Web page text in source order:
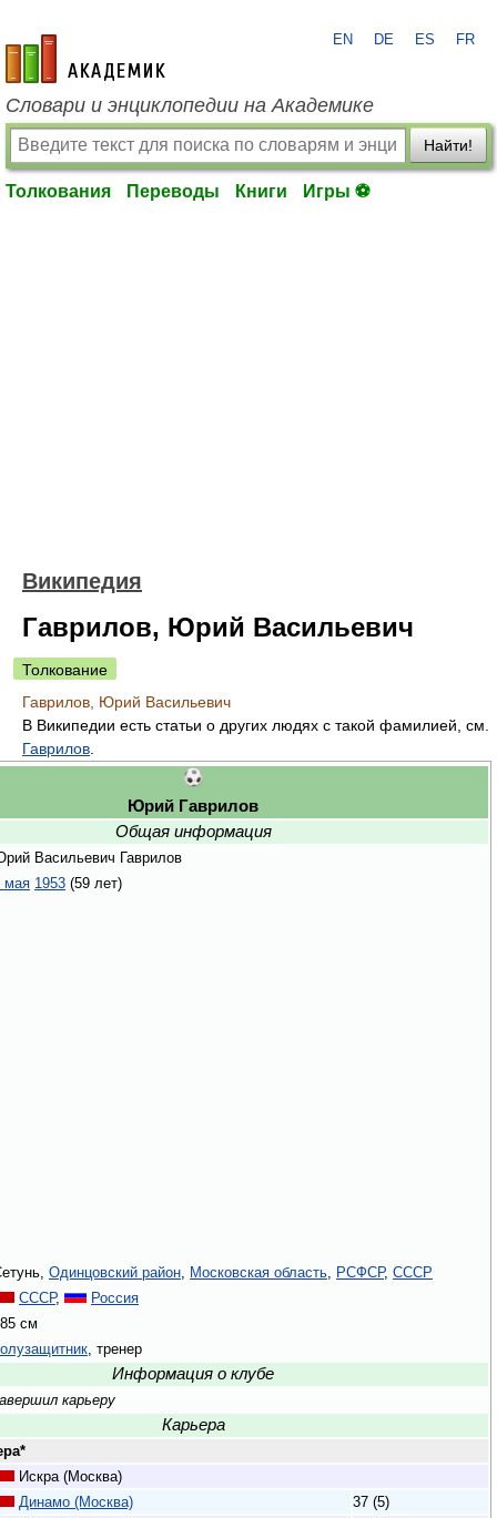
academic.ru
EN DE ES FR
Словари и энциклопедии на Академике
Найти!
Толкования Переводы Книги Игры ⚽
Википедия
Гаврилов, Юрий Васильевич
Толкование
Гаврилов, Юрий Васильевич
В Википедии есть статьи о других людях с такой фамилией, см.
Гаврилов
Юрий Гаврилов
Общая информация
Васильевич Гаврилов
мая 1953 (59 лет)
Одинцовский район, Московская область, РСФСР, СССР
СССР,
Россия
см
, тренер
Информация о клубе
карьеру
Карьера
Искра (Москва)
Динамо (Москва)
37 (5)